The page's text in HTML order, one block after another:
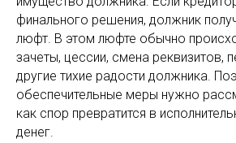
финального решения, должник
люфт. В этом люфте обычно
зачеты, цессии, смена реквизитов,
другие тихие радости должника.
обеспечительные меры нужно
как спор превратится в
денег.